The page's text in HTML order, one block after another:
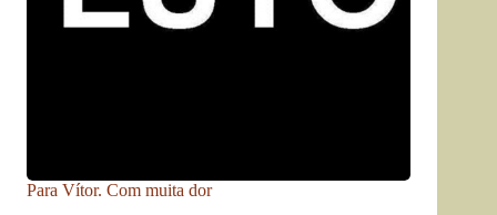
Para Vítor. Com muita dor